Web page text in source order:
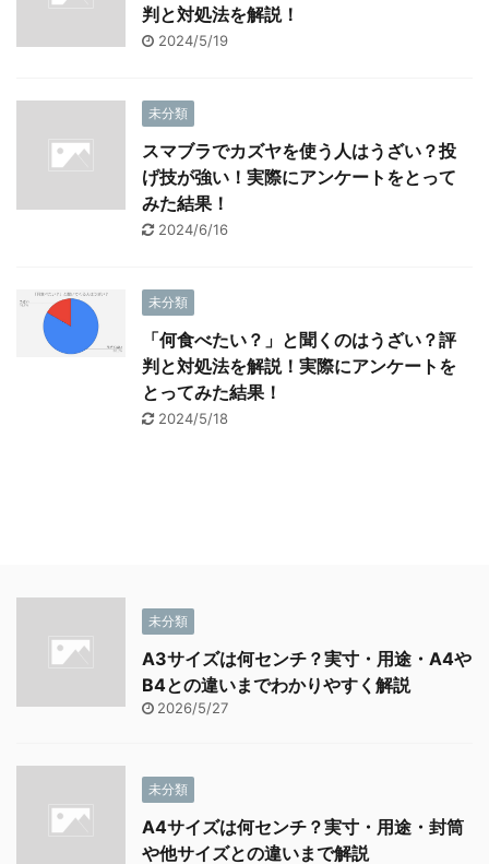
判と対処法を解説！
2024/5/19
未分類
スマブラでカズヤを使う人はうざい？投
げ技が強い！実際にアンケートをとって
みた結果！
2024/6/16
未分類
「何食べたい？」と聞くのはうざい？評
判と対処法を解説！実際にアンケートを
とってみた結果！
2024/5/18
未分類
A3サイズは何センチ？実寸・用途・A4や
B4との違いまでわかりやすく解説
2026/5/27
未分類
A4サイズは何センチ？実寸・用途・封筒
や他サイズとの違いまで解説